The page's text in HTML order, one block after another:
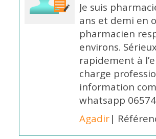
Je suis
ans et demi en
pharmacien
environs.
rapidement à
charge
information
whatsapp
Agadir|